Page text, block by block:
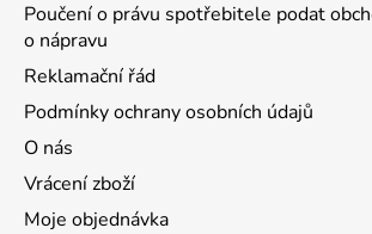
Poučení o právu spotřebitele podat
o nápravu
Reklamační řád
Podmínky ochrany osobních údajů
O nás
Vrácení zboží
Moje objednávka